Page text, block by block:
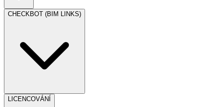
CHECKBOT (BIM LINKS)
LICENCOVÁNÍ